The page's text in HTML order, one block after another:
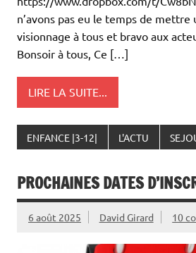
n’avons pas eu le temps de mettre
visionnage à tous et bravo aux
Bonsoir à tous, Ce […]
LIRE LA SUITE...
ENFANCE |3-12| L'ACTU
PROCHAINES DATES
6 août 2025 David Girard 10